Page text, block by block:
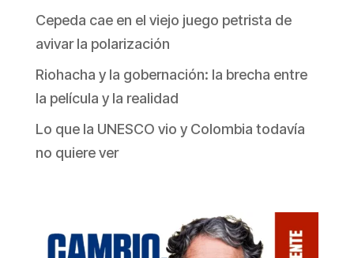
Cepeda cae en el viejo juego petrista de
avivar la polarización
Riohacha y la gobernación: la brecha entre
la película y la realidad
Lo que la UNESCO vio y Colombia todavía
no quiere ver